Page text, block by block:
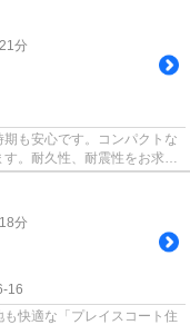
分
も安心です。コンパクトな
。耐久性、耐震性をお求め
分
16
快適な「プレイスコート住